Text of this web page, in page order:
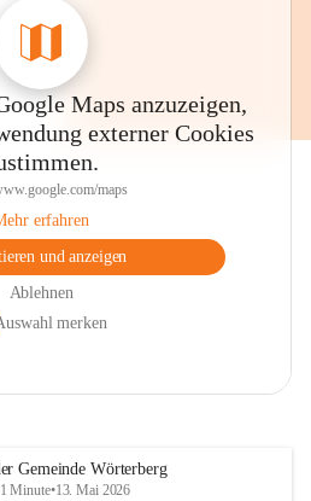
Maps anzuzeigen,
externer Cookies
maps
erfahren
und anzeigen
Ablehnen
merken
Gemeinde Wörterberg
Minute•13. Mai 2026